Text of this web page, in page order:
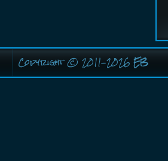
Copyright © 2011-2026 EB